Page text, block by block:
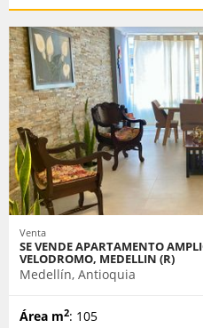
Venta
SE VENDE APARTAMENTO
VELODROMO, MEDELLIN (R)
Medellín, Antioquia
Área m2: 105